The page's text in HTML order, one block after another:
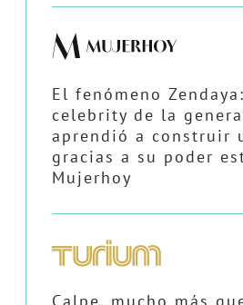
El fenómeno
celebrity de la
aprendió a construir
gracias a su poder
Mujerhoy
Calpe, mucho más